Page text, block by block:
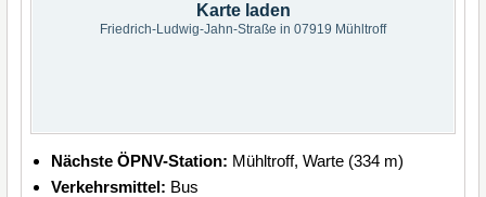
Karte laden
Friedrich-Ludwig-Jahn-Straße in 07919 Mühltroff
Nächste ÖPNV-Station: Mühltroff, Warte (334 m)
Verkehrsmittel: Bus